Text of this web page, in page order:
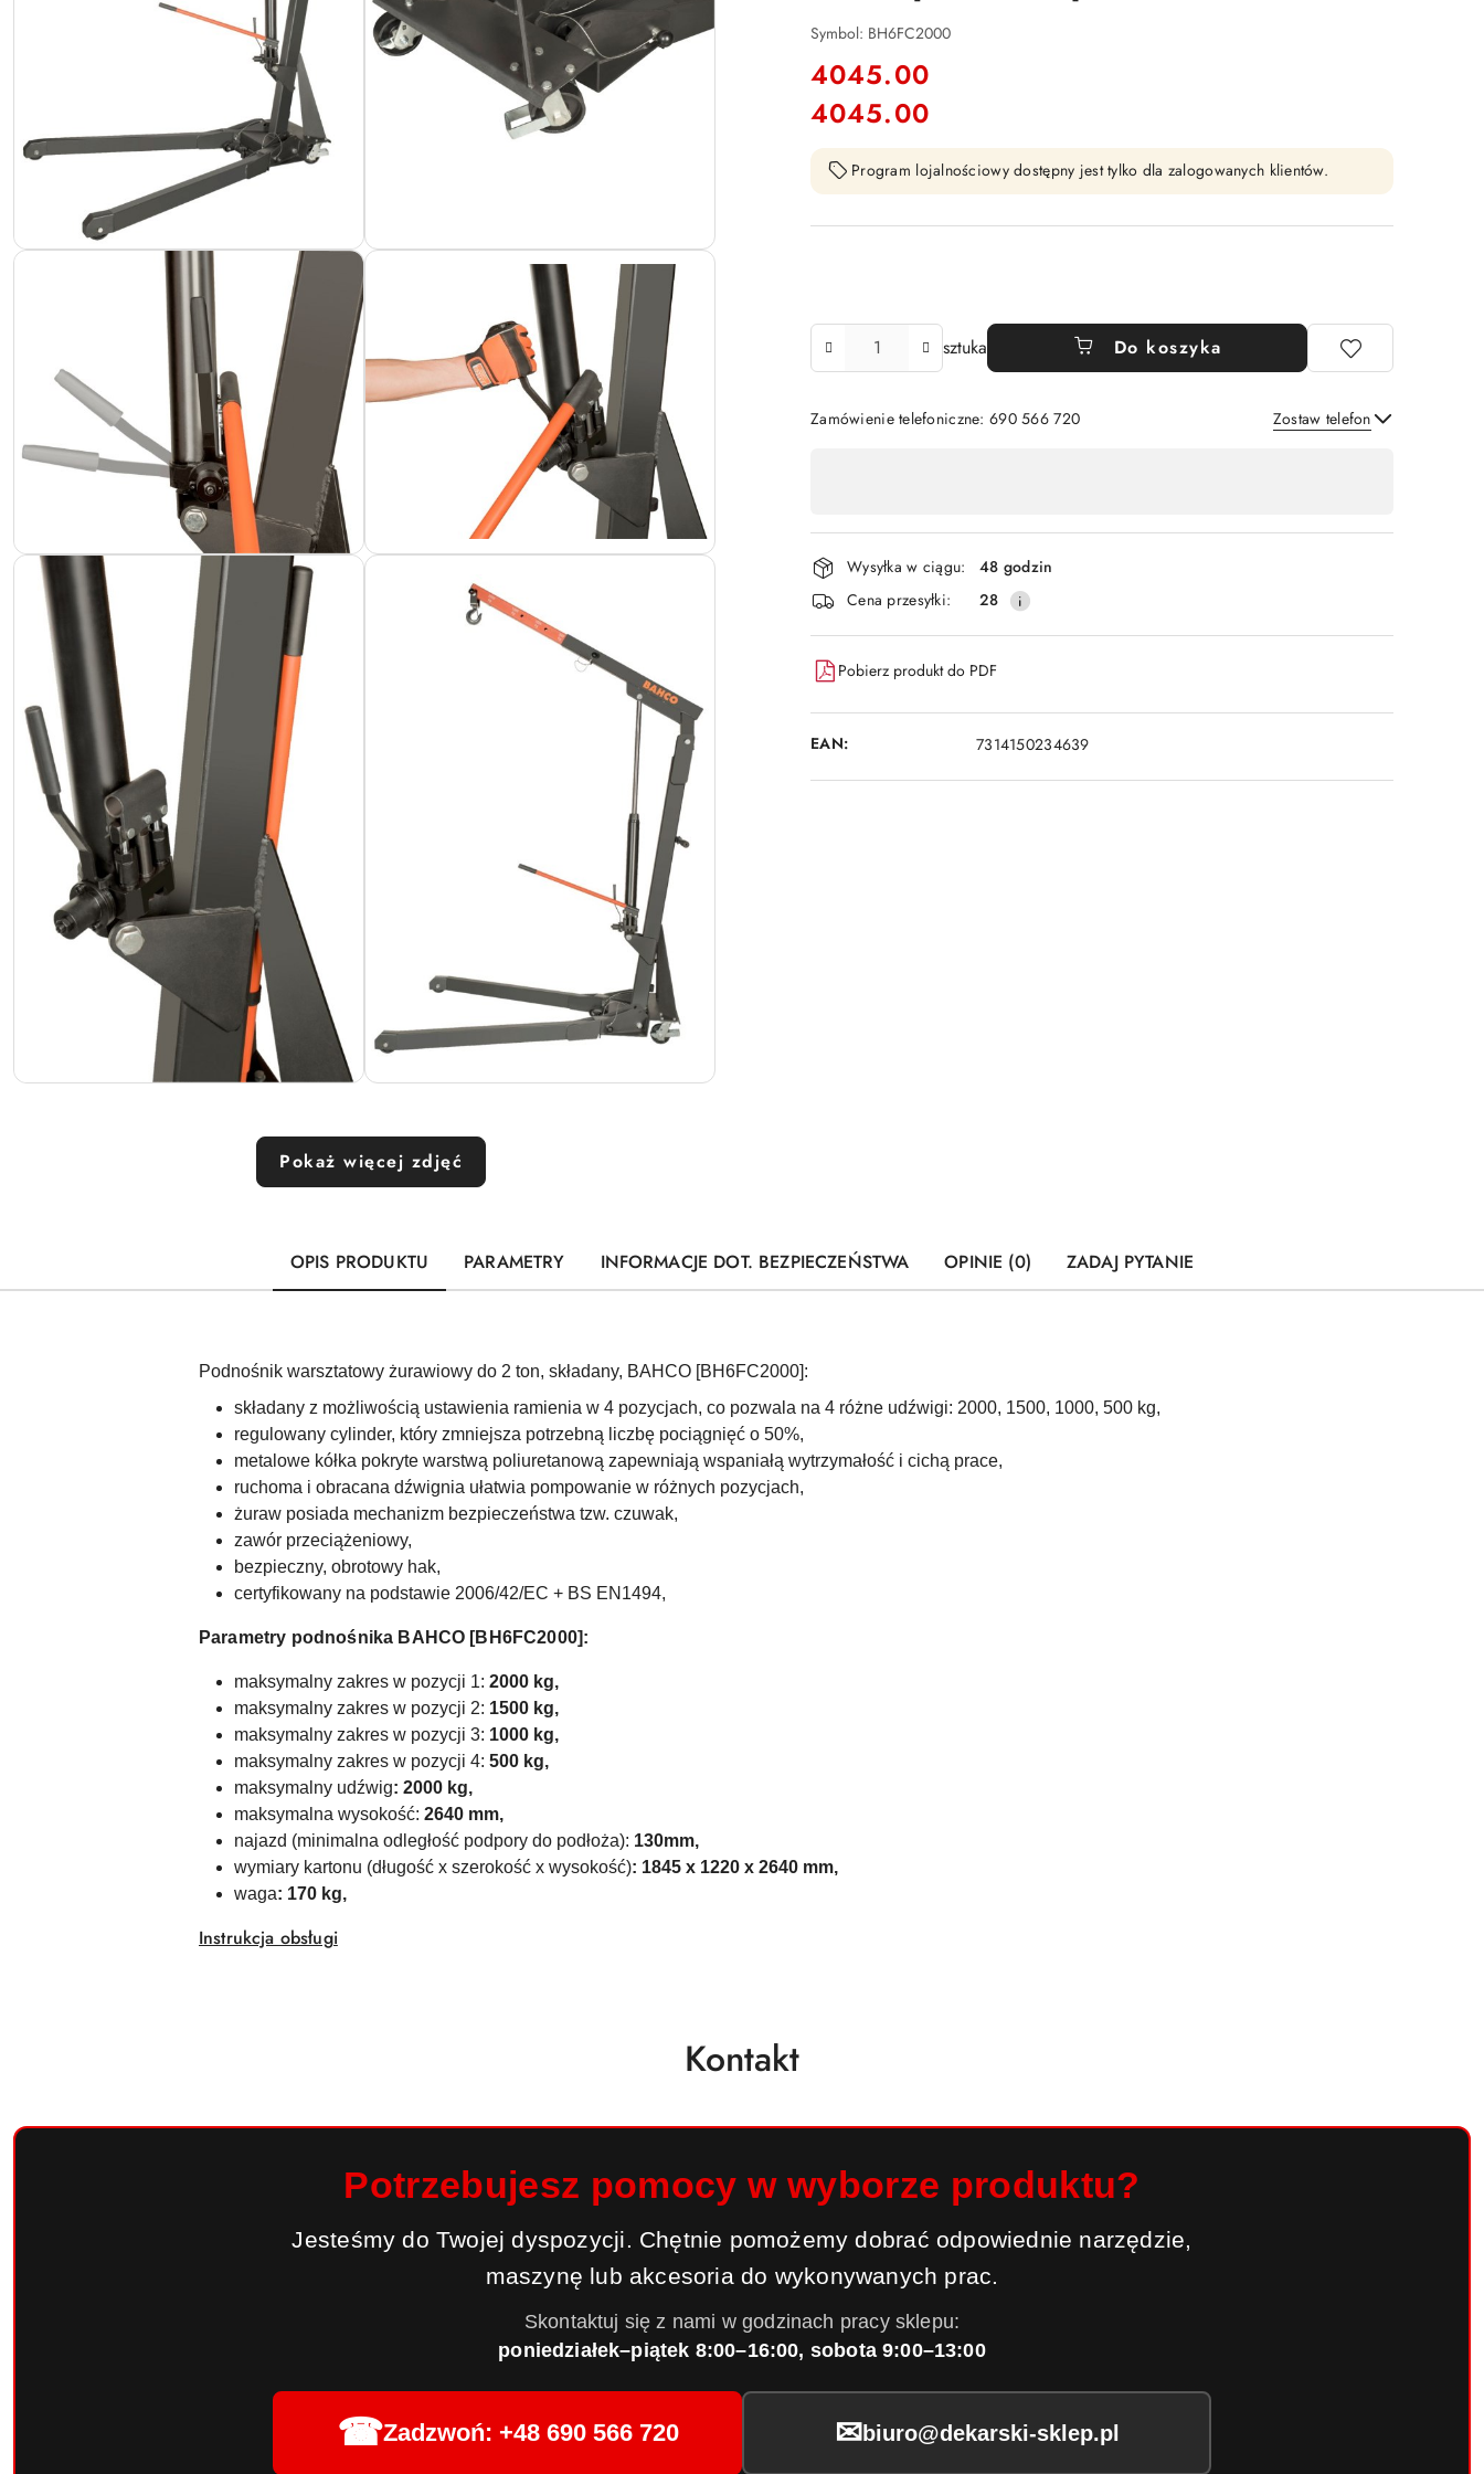
Pokaż więcej zdjęć
Symbol: BH6FC2000
cena:
4045.00
Cena:
4045.00
Program lojalnościowy dostępny jest tylko dla zalogowanych klientów.
sztuka Do koszyka
Zamówienie telefoniczne: 690 566 720 Zostaw telefon
płatność
i
dostawa
Wysyłka w ciągu:
48 godzin
Cena przesyłki:
28
Pobierz produkt do PDF
EAN: 7314150234639
OPIS PRODUKTU PARAMETRY INFORMACJE DOT. BEZPIECZEŃSTWA OPINIE (0) ZADAJ PYTANIE
Podnośnik warsztatowy żurawiowy do 2 ton, składany, BAHCO [BH6FC2000]:
składany z możliwością ustawienia ramienia w 4 pozycjach, co pozwala na 4 różne udźwigi: 2000, 1500, 1000, 500 kg,
regulowany cylinder, który zmniejsza potrzebną liczbę pociągnięć o 50%,
metalowe kółka pokryte warstwą poliuretanową zapewniają wspaniałą wytrzymałość i cichą prace,
ruchoma i obracana dźwignia ułatwia pompowanie w różnych pozycjach,
żuraw posiada mechanizm bezpieczeństwa tzw. czuwak,
zawór przeciążeniowy,
bezpieczny, obrotowy hak,
certyfikowany na podstawie 2006/42/EC + BS EN1494,
Parametry podnośnika BAHCO [BH6FC2000]:
maksymalny zakres w pozycji 1: 2000 kg,
maksymalny zakres w pozycji 2: 1500 kg,
maksymalny zakres w pozycji 3: 1000 kg,
maksymalny zakres w pozycji 4: 500 kg,
maksymalny udźwig: 2000 kg,
maksymalna wysokość: 2640 mm,
najazd (minimalna odległość podpory do podłoża): 130mm,
wymiary kartonu (długość x szerokość x wysokość): 1845 x 1220 x 2640 mm,
waga: 170 kg,
Instrukcja obsługi
Kontakt
Potrzebujesz pomocy w wyborze produktu?
Jesteśmy do Twojej dyspozycji. Chętnie pomożemy dobrać odpowiednie narzędzie,
maszynę lub akcesoria do wykonywanych prac.
Skontaktuj się z nami w godzinach pracy sklepu:
poniedziałek–piątek 8:00–16:00, sobota 9:00–13:00
☎Zadzwoń: +48 690 566 720 ✉ biuro@dekarski-sklep.pl